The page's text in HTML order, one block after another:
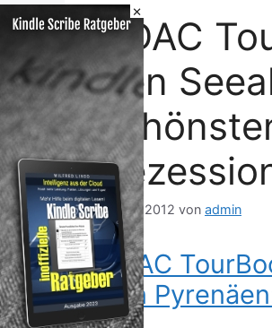
×
ADAC
den
27. Juli 2012 von admin
ADAC
den